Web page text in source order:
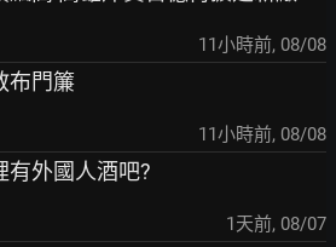
11小時前, 08/08
布門簾
11小時前, 08/08
有外國人酒吧?
1天前, 08/07